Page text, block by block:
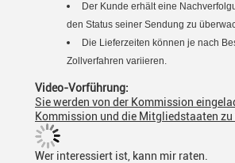
Der Kunde erhält eine
den Status seiner Sendung zu
Die Lieferzeiten können je nach
Zollverfahren variieren.
Video-Vorführung:
Sie werden von der Kommission
Kommission und die Mitgliedstaaten zu
Wer interessiert ist, kann mir raten.